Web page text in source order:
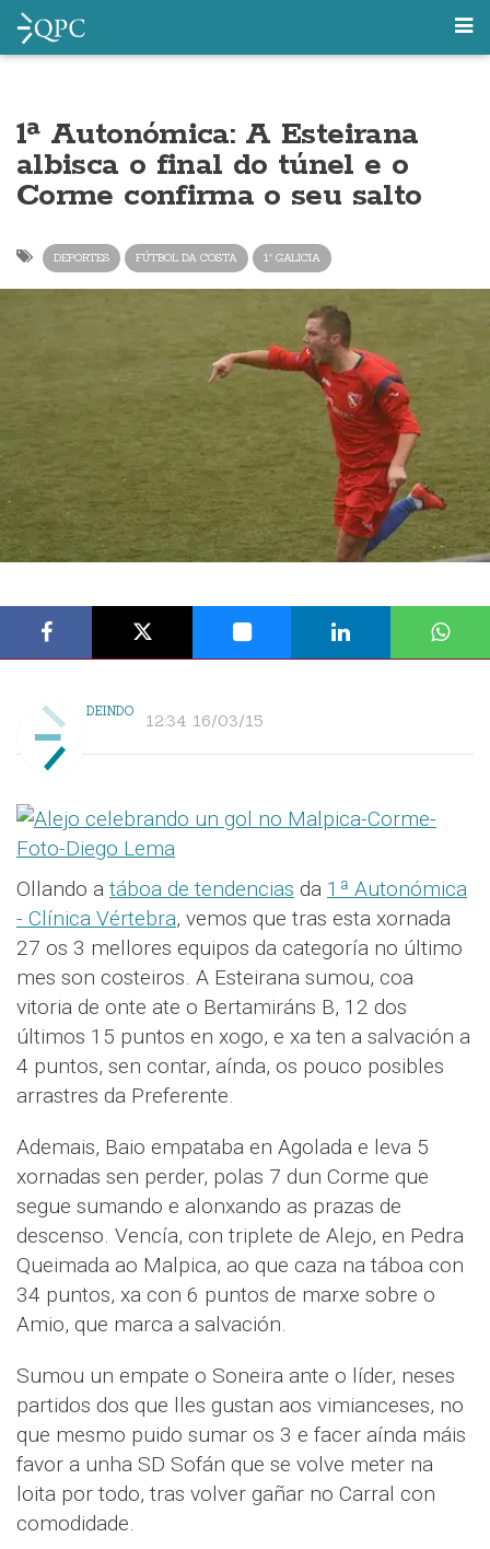
1ª Autonómica: A Esteirana
albisca o final do túnel e o
Corme confirma o seu salto
DEPORTES FÚTBOL DA COSTA 1ª GALICIA
DEINDO 12:34 16/03/15
Ollando a táboa de tendencias da 1ª Autonómica
- Clínica Vértebra, vemos que tras esta xornada
27 os 3 mellores equipos da categoría no último
mes son costeiros. A Esteirana sumou, coa
vitoria de onte ate o Bertamiráns B, 12 dos
últimos 15 puntos en xogo, e xa ten a salvación a
4 puntos, sen contar, aínda, os pouco posibles
arrastres da Preferente.
Ademais, Baio empataba en Agolada e leva 5
xornadas sen perder, polas 7 dun Corme que
segue sumando e alonxando as prazas de
descenso. Vencía, con triplete de Alejo, en Pedra
Queimada ao Malpica, ao que caza na táboa con
34 puntos, xa con 6 puntos de marxe sobre o
Amio, que marca a salvación.
Sumou un empate o Soneira ante o líder, neses
partidos dos que lles gustan aos vimianceses, no
que mesmo puido sumar os 3 e facer aínda máis
favor a unha SD Sofán que se volve meter na
loita por todo, tras volver gañar no Carral con
comodidade.